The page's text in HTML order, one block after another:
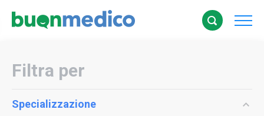
Filtra per
Specializzazione